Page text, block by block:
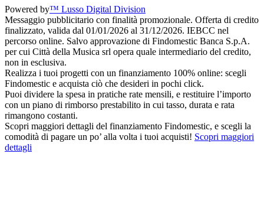
Powered by™ Lusso Digital Division
Messaggio pubblicitario con finalità promozionale. Offerta di credito
finalizzato, valida dal 01/01/2026 al 31/12/2026. IEBCC nel
percorso online. Salvo approvazione di Findomestic Banca S.p.A.
per cui Città della Musica srl opera quale intermediario del credito,
non in esclusiva.
Realizza i tuoi progetti con un finanziamento 100% online: scegli
Findomestic e acquista ciò che desideri in pochi click.
Puoi dividere la spesa in pratiche rate mensili, e restituire l’importo
con un piano di rimborso prestabilito in cui tasso, durata e rata
rimangono costanti.
Scopri maggiori dettagli del finanziamento Findomestic, e scegli la
comodità di pagare un po’ alla volta i tuoi acquisti! Scopri maggiori
dettagli